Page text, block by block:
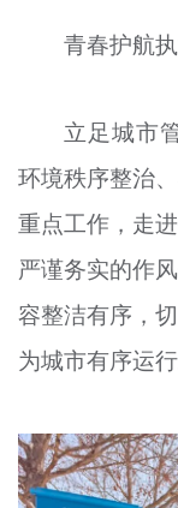
青春护航
立足城市
环境秩序整治
重点工作，走
严谨务实的作
容整洁有序，
为城市有序运